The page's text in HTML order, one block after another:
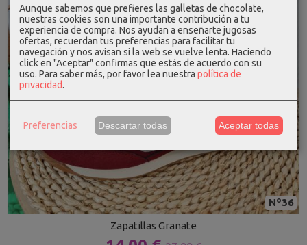
Nº36
Zapatillas Granate
Aunque sabemos que prefieres las galletas de chocolate,
nuestras cookies son una importante contribución a tu
experiencia de compra. Nos ayudan a enseñarte jugosas
ofertas, recuerdan tus preferencias para facilitar tu
navegación y nos avisan si la web se vuelve lenta. Haciendo
click en "Aceptar" confirmas que estás de acuerdo con su
uso. Para saber más, por favor lea nuestra política de
privacidad.
Preferencias Descartar todas Aceptar todas